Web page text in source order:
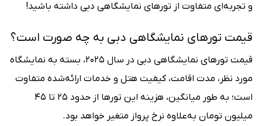
و تجربه‌ای متفاوت از تورهای نمایشگاهی دبی داشته باشید!
قیمت تورهای نمایشگاهی دبی به چه صورت است؟
قیمت تورهای نمایشگاهی دبی در سال ۲۰۲۵، بسته به نمایشگاه
مورد نظر، مدت اقامت، کیفیت هتل و خدمات ارائه‌شده متفاوت
است؛ به طور میانگین، هزینه این تورها از حدود ۲۵ تا ۴۵
میلیون تومان به‌علاوه نرخ پرواز متغیر خواهد بود.